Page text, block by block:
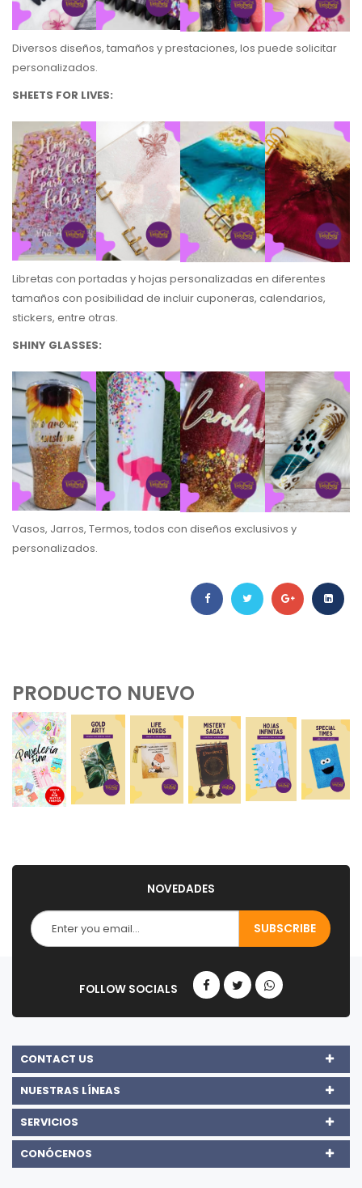
Diversos diseños, tamaños y prestaciones, los puede solicitar
personalizados.
SHEETS FOR LIVES:
Libretas con portadas y hojas personalizadas en diferentes
tamaños con posibilidad de incluir cuponeras, calendarios,
stickers, entre otras.
SHINY GLASSES:
Vasos, Jarros, Termos, todos con diseños exclusivos y
personalizados.
PRODUCTO NUEVO
NOVEDADES
CONTACT US
NUESTRAS LÍNEAS
SERVICIOS
CONÓCENOS